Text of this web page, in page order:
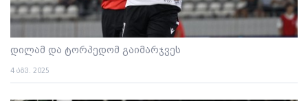
დილამ და ტორპედომ გაიმარჯვეს
4 აგვ. 2025